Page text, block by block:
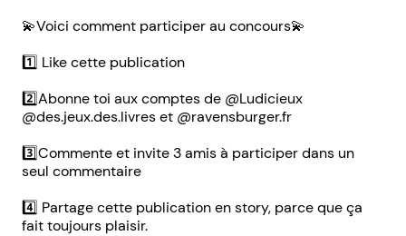
💫Voici comment participer au concours💫
1️⃣ Like cette publication
2️⃣Abonne toi aux comptes de @Ludicieux
@des.jeux.des.livres et @ravensburger.fr
3️⃣Commente et invite 3 amis à participer dans un
seul commentaire
4️⃣ Partage cette publication en story, parce que ça
fait toujours plaisir.